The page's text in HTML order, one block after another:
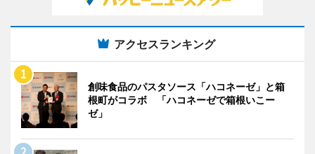
アクセスランキング
創味食品のパスタソース「ハコネーゼ」と箱
根町がコラボ 「ハコネーゼで箱根いこー
ゼ」